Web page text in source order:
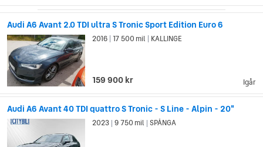
Audi A6 Avant 2.0 TDI ultra S Tronic Sport Edition Euro 6
Igår
2016 17 500 mil KALLINGE
159 900 kr
Audi A6 Avant 40 TDI quattro S Tronic - S Line - Alpin - 20"
2023 9 750 mil SPÅNGA